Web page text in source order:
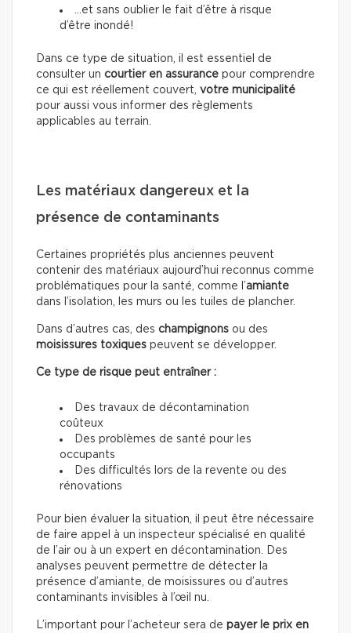
…et sans oublier le fait d’être à risque
d’être inondé!
Dans ce type de situation, il est essentiel de
consulter un courtier en assurance pour comprendre
ce qui est réellement couvert, votre municipalité
pour aussi vous informer des règlements
applicables au terrain.
Les matériaux dangereux et la
présence de contaminants
Certaines propriétés plus anciennes peuvent
contenir des matériaux aujourd’hui reconnus comme
problématiques pour la santé, comme l’amiante
dans l’isolation, les murs ou les tuiles de plancher.
Dans d’autres cas, des champignons ou des
moisissures toxiques peuvent se développer.
Ce type de risque peut entraîner :
Des travaux de décontamination
coûteux
Des problèmes de santé pour les
occupants
Des difficultés lors de la revente ou des
rénovations
Pour bien évaluer la situation, il peut être nécessaire
de faire appel à un inspecteur spécialisé en qualité
de l’air ou à un expert en décontamination. Des
analyses peuvent permettre de détecter la
présence d’amiante, de moisissures ou d’autres
contaminants invisibles à l’œil nu.
L’important pour l’acheteur sera de payer le prix en